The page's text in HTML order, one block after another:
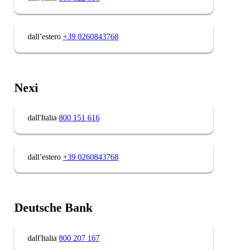
dall’estero +39 0260843768
Nexi
dall'Italia 800 151 616
dall’estero +39 0260843768
Deutsche Bank
dall'Italia 800 207 167